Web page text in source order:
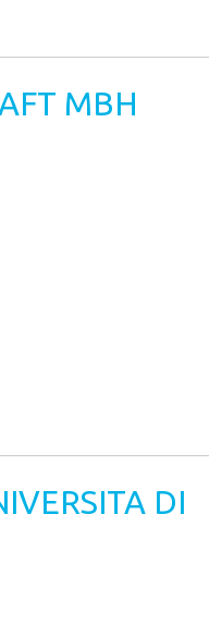
MBH
DI